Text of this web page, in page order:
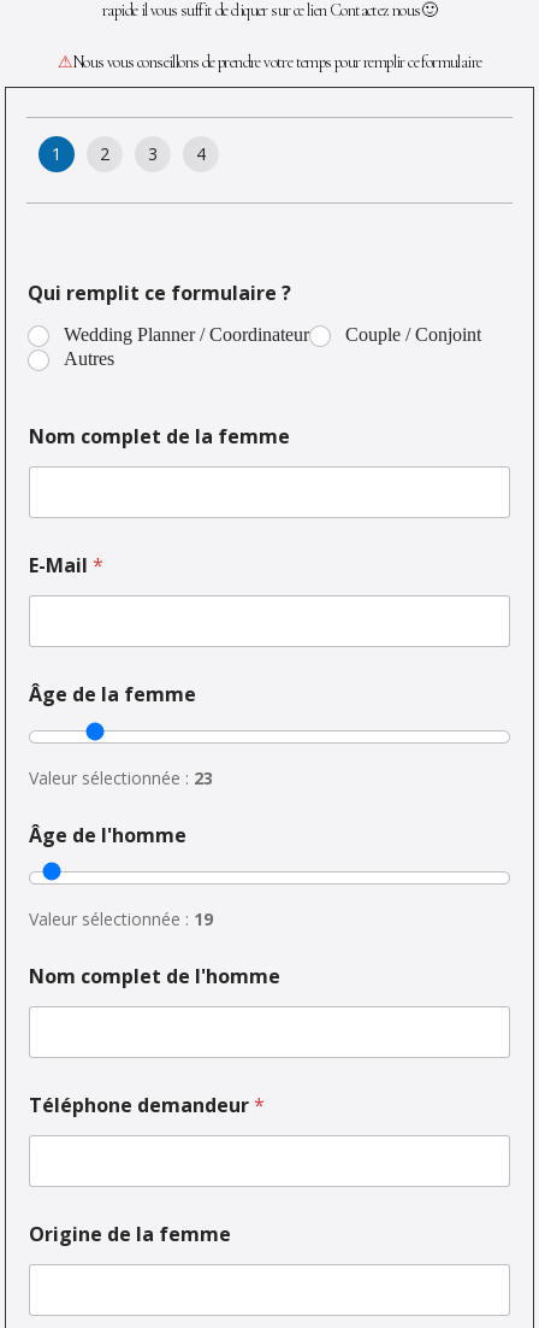
rapide il vous suffit de cliquer sur ce lien Contactez nous🙂
⚠Nous vous conseillons de prendre votre temps pour remplir ce formulaire
1 2 3 4
Qui remplit ce formulaire ?
Wedding Planner / Coordinateur
Couple / Conjoint
Autres
Nom complet de la femme
E-Mail*
Âge de la femme
Valeur sélectionnée : 23
Âge de l'homme
Valeur sélectionnée : 19
Nom complet de l'homme
Téléphone demandeur*
Origine de la femme